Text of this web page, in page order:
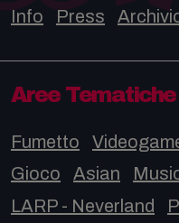
Info Press
Aree Tematiche
Fumetto
Gioco
Asian
LARP - Neverland